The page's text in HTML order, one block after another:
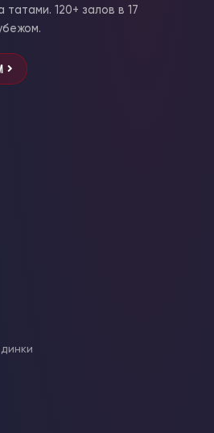
120+ залов в 17